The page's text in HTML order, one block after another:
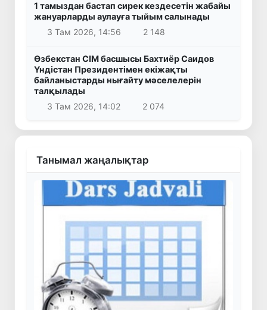
1 тамыздан бастап сирек кездесетін жабайы
жануарларды аулауға тыйым салынады
3 Там 2026, 14:56
2 148
Өзбекстан СІМ басшысы Бахтиёр Саидов
Үндістан Президентімен екіжақты
байланыстарды нығайту мәселелерін
талқылады
3 Там 2026, 14:02
2 074
Танымал жаңалықтар